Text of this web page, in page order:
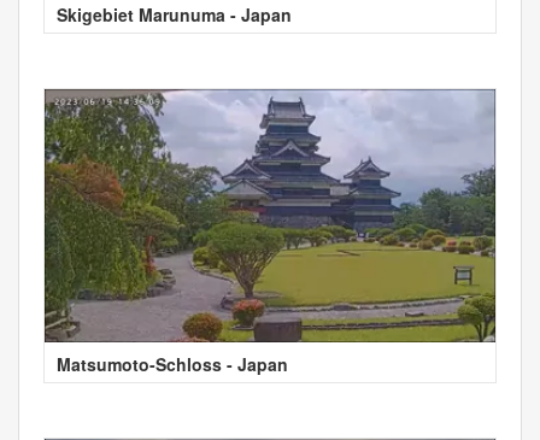
Skigebiet Marunuma - Japan
Matsumoto-Schloss - Japan